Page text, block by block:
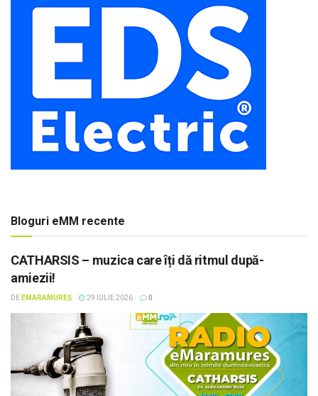
Bloguri eMM recente
CATHARSIS – muzica care îți dă ritmul după-
amiezii!
DE EMARAMUREȘ 29 IULIE 2026 0